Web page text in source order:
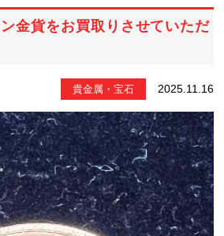
金貨をお買取りさせていただ
貴金属・宝石 2025.11.16